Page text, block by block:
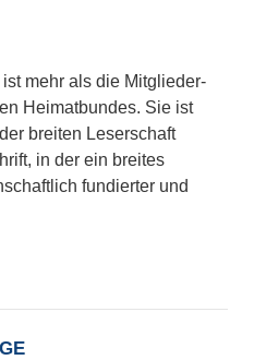
mehr als die Mitglieder-
Heimatbundes. Sie ist
breiten Leserschaft
in der ein breites
fundierter und